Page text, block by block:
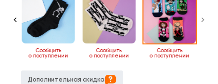
Сообщить
о поступлении
Сообщить
о поступлении
Сообщить
о поступлении
Дополнительная скидка